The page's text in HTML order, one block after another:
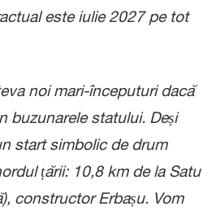
este iulie 2027 pe tot
noi mari-începuturi dacă
buzunarele statului. Deși
start simbolic de drum
țării: 10,8 km de la Satu
constructor Erbașu. Vom